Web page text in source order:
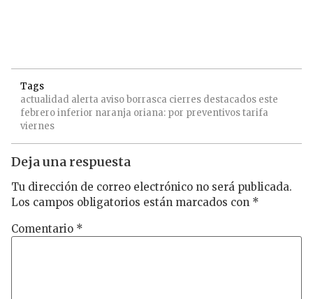
Tags
actualidad alerta avisoborrasca cierres destacados este
febreroinferior naranja oriana: por preventivostarifa
viernes
Deja una respuesta
Tu dirección de correo electrónico no será publicada.
Los campos obligatorios están marcados con *
Comentario *